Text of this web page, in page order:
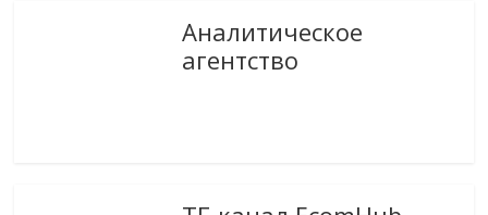
Аналитическое
агентство